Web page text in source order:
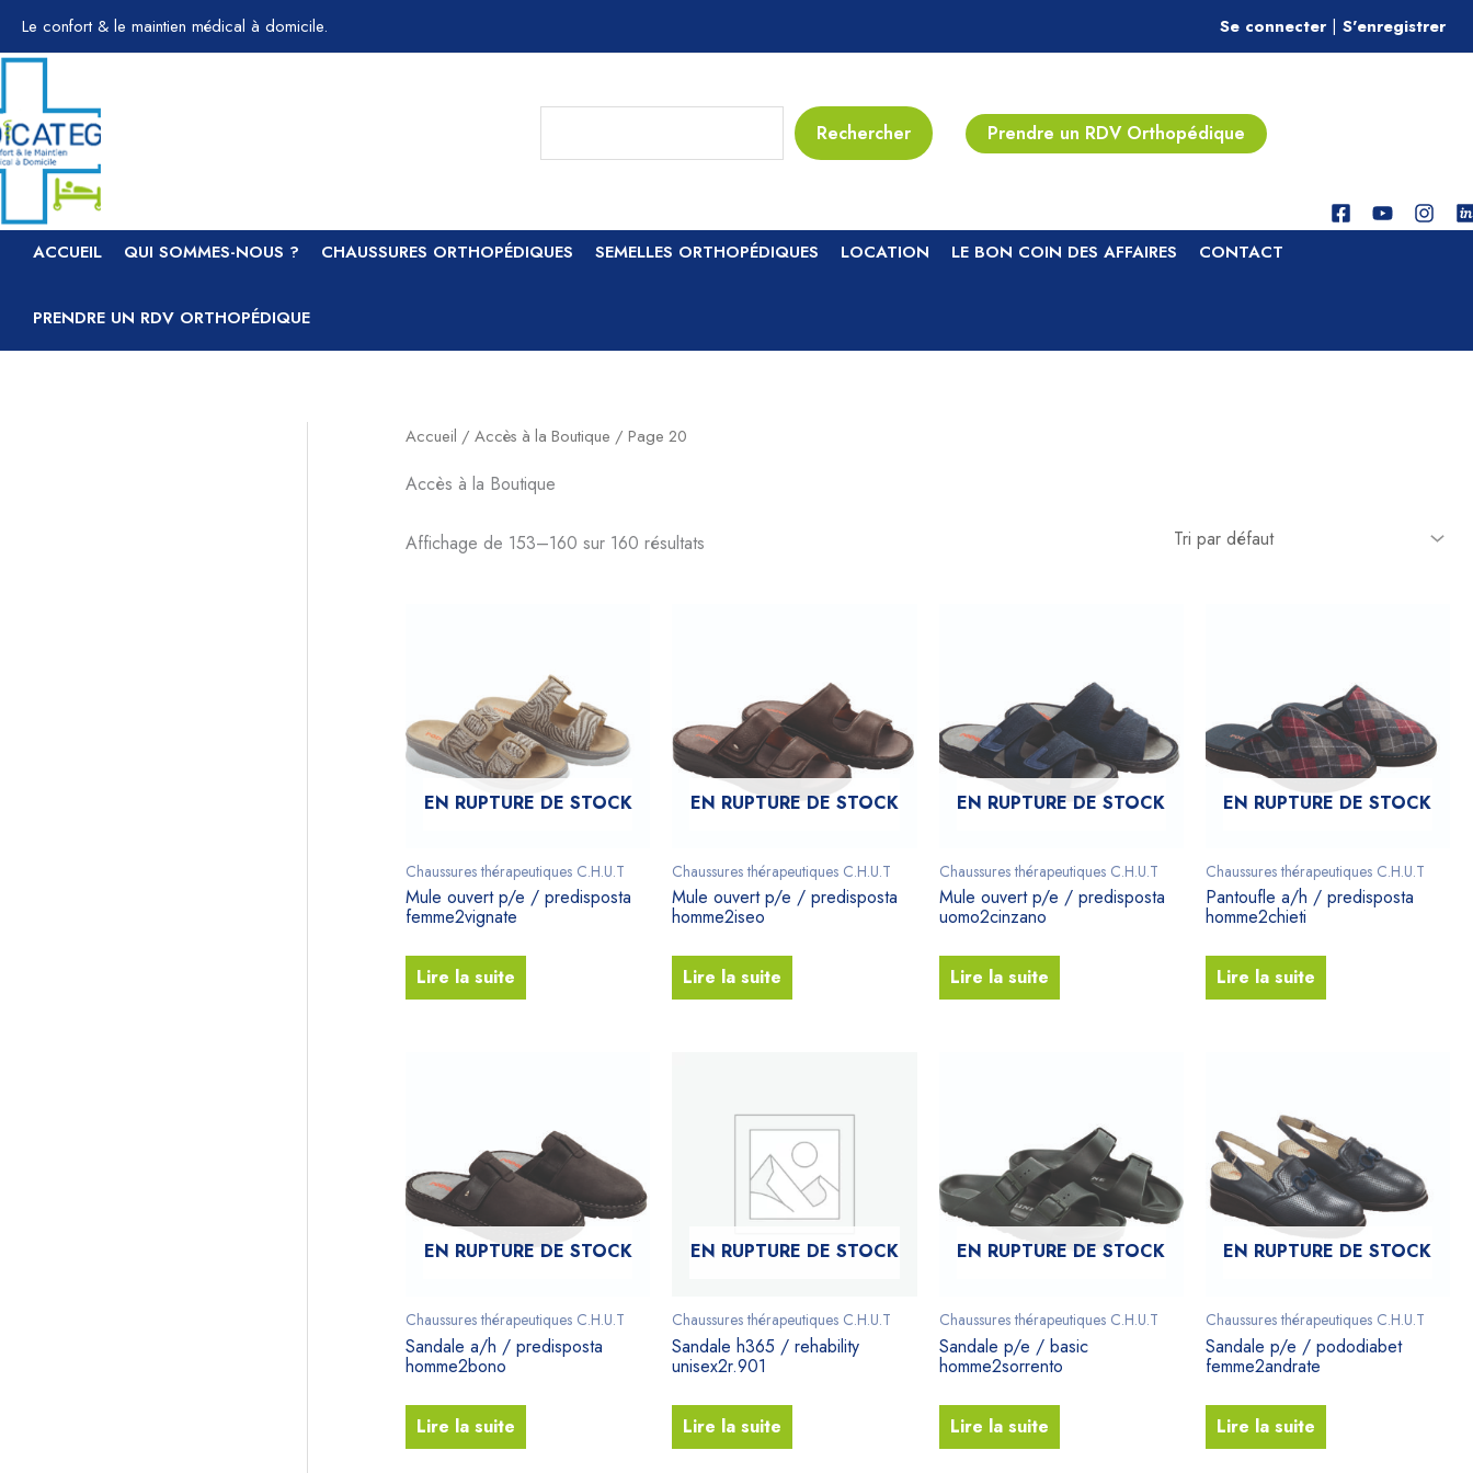
Aller
au
Le confort & le maintien médical à domicile. Se connecter | S'enregistrer
Rechercher Prendre un RDV Orthopédique
ACCUEIL QUI SOMMES-NOUS ? CHAUSSURES ORTHOPÉDIQUES SEMELLES ORTHOPÉDIQUES LOCATION LE BON COIN DES AFFAIRES CONTACT
PRENDRE UN RDV ORTHOPÉDIQUE
Accueil /Accès à la Boutique / Page 20
Accès à la Boutique
Affichage de 153–160 sur 160 résultats
EN RUPTURE DE STOCK
Chaussures thérapeutiques C.H.U.T
Mule ouvert p/e / predisposta
femme2vignate
Lire la suite
EN RUPTURE DE STOCK
Chaussures thérapeutiques C.H.U.T
Mule ouvert p/e / predisposta
homme2iseo
Lire la suite
EN RUPTURE DE STOCK
Chaussures thérapeutiques C.H.U.T
Mule ouvert p/e / predisposta
uomo2cinzano
Lire la suite
EN RUPTURE DE STOCK
Chaussures thérapeutiques C.H.U.T
Pantoufle a/h / predisposta
homme2chieti
Lire la suite
EN RUPTURE DE STOCK
Chaussures thérapeutiques C.H.U.T
Sandale a/h / predisposta
homme2bono
Lire la suite
EN RUPTURE DE STOCK
Chaussures thérapeutiques C.H.U.T
Sandale h365 / rehability
unisex2r.901
Lire la suite
EN RUPTURE DE STOCK
Chaussures thérapeutiques C.H.U.T
Sandale p/e / basic
homme2sorrento
Lire la suite
EN RUPTURE DE STOCK
Chaussures thérapeutiques C.H.U.T
Sandale p/e / pododiabet
femme2andrate
Lire la suite